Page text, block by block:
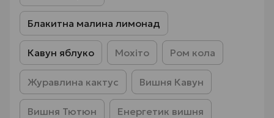
Блакитна малина лимонад
Кавун яблуко Мохіто Ром кола
Журавлина кактус Вишня Кавун
Вишня Тютюн Енергетик вишня